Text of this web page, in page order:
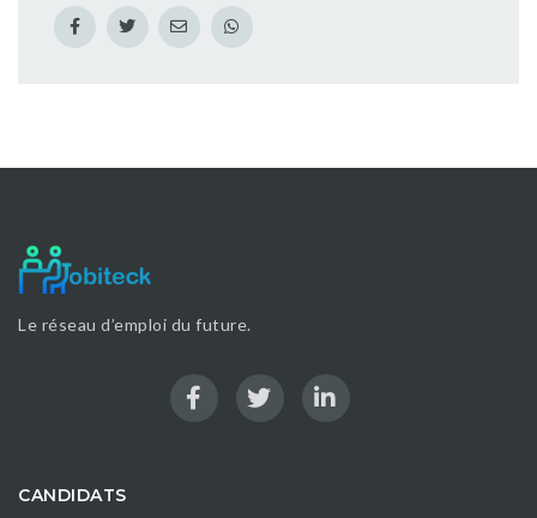
Le réseau d’emploi du future.
CANDIDATS